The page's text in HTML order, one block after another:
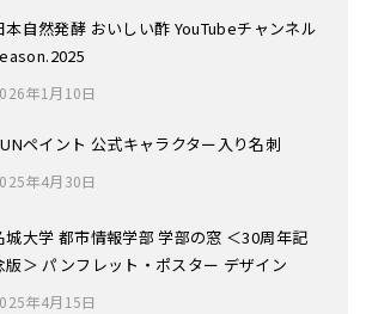
本自然発酵 おいしい酢 YouTubeチャンネル
年1月10日
ペイント 公式キャラクター入り名刺
年4月30日
城大学 都市情報学部 学部の窓 ＜30周年記
版＞ パンフレット・ポスター デザイン
年4月15日